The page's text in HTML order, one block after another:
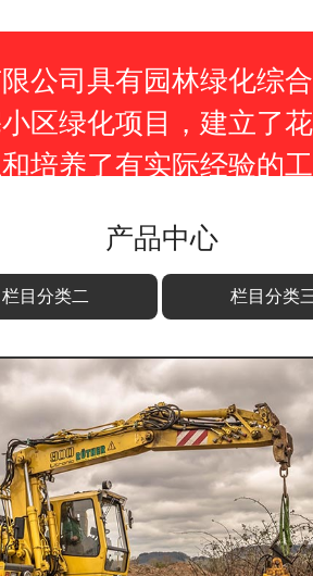
公司具有园林绿化综
区绿化项目，建立了
培养了有实际经验的
产品中心
栏目分类二 栏目分类